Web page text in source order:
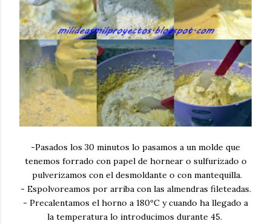
-Pasados los 30 minutos lo pasamos a un molde que
tenemos forrado con papel de hornear o sulfurizado o
pulverizamos con el desmoldante o con mantequilla.
- Espolvoreamos por arriba con las almendras fileteadas.
- Precalentamos el horno a 180ºC y cuando ha llegado a
la temperatura lo introducimos durante 45.